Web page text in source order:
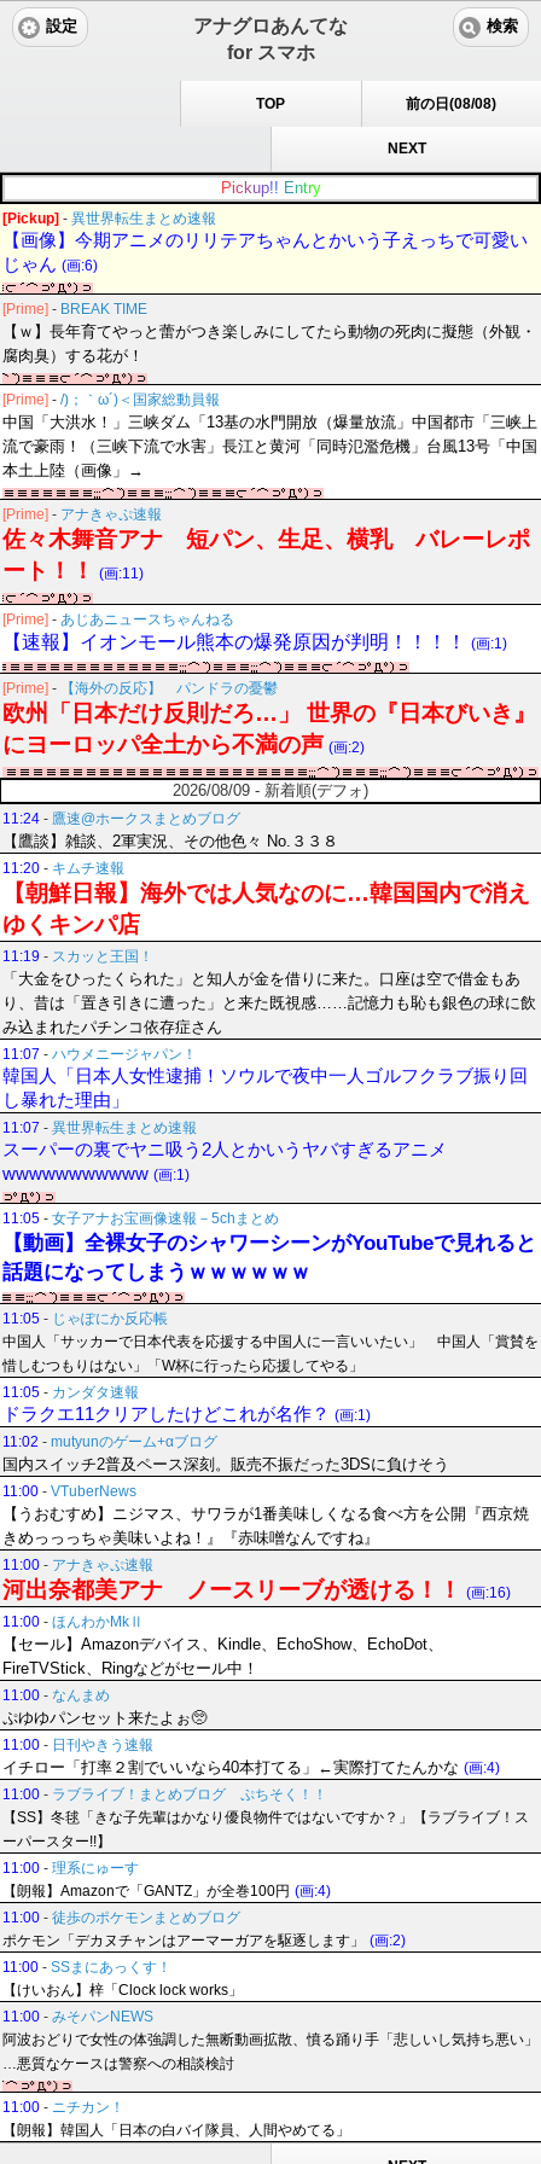
アナグロあんてな
for スマホ
設定 検索
TOP 前の日(08/08)
NEXT
Pic kup!! Entry
[Pickup] - 異世界転生まとめ速報
【画像】今期アニメのリリテアちゃんとかいう子えっちで可愛い
じゃん (画:6)
[Prime] - BREAK TIME
【ｗ】長年育てやっと蕾がつき楽しみにしてたら動物の死肉に擬態（外観・
腐肉臭）する花が！
[Prime] - /)；｀ω´)＜国家総動員報
中国「大洪水！」三峡ダム「13基の水門開放（爆量放流」中国都市「三峡上
流で豪雨！（三峡下流で水害」長江と黄河「同時氾濫危機」台風13号「中国
本土上陸（画像」→
[Prime] - アナきゃぷ速報
佐々木舞音アナ 短パン、生足、横乳 バレーレポ
ート！！
(画:11)
[Prime] - あじあニュースちゃんねる
【速報】イオンモール熊本の爆発原因が判明！！！！ (画:1)
[Prime] - 【海外の反応】 パンドラの憂鬱
欧州「日本だけ反則だろ…」 世界の『日本びいき』
にヨーロッパ全土から不満の声 (画:2)
2026/08/09 - 新着順(デフォ)
11:24 - 鷹速@ホークスまとめブログ
【鷹談】雑談、2軍実況、その他色々 No.３３８
11:20 - キムチ速報
【朝鮮日報】海外では人気なのに…韓国国内で消え
ゆくキンパ店
11:19 - スカッと王国！
「大金をひったくられた」と知人が金を借りに来た。口座は空で借金もあ
り、昔は「置き引きに遭った」と来た既視感……記憶力も恥も銀色の球に飲
み込まれたパチンコ依存症さん
11:07 - ハウメニージャパン！
韓国人「日本人女性逮捕！ソウルで夜中一人ゴルフクラブ振り回
し暴れた理由」
11:07 - 異世界転生まとめ速報
スーパーの裏でヤニ吸う2人とかいうヤバすぎるアニメ
wwwwwwwwwww (画:1)
11:05 - 女子アナお宝画像速報－5chまとめ
【動画】全裸女子のシャワーシーンがYouTubeで見れると
話題になってしまうｗｗｗｗｗｗ
11:05 - じゃぽにか反応帳
中国人「サッカーで日本代表を応援する中国人に一言いいたい」 中国人「賞賛を
惜しむつもりはない」「W杯に行ったら応援してやる」
11:05 - カンダタ速報
ドラクエ11クリアしたけどこれが名作？ (画:1)
11:02 - mutyunのゲーム+αブログ
国内スイッチ2普及ペース深刻。販売不振だった3DSに負けそう
11:00 - VTuberNews
【うおむすめ】ニジマス、サワラが1番美味しくなる食べ方を公開『西京焼
きめっっっちゃ美味いよね！』『赤味噌なんですね』
11:00 - アナきゃぷ速報
河出奈都美アナ ノースリーブが透ける！！
(画:16)
11:00 - ほんわかMkⅡ
【セール】Amazonデバイス、Kindle、EchoShow、EchoDot、
FireTVStick、Ringなどがセール中！
11:00 - なんまめ
ぷゆゆパンセット来たよぉ🥺
11:00 - 日刊やきう速報
イチロー「打率２割でいいなら40本打てる」←実際打てたんかな (画:4)
11:00 - ラブライブ！まとめブログ ぷちそく！！
【SS】冬毬「きな子先輩はかなり優良物件ではないですか？」【ラブライブ！ス
ーパースター!!】
11:00 - 理系にゅーす
【朗報】Amazonで「GANTZ」が全巻100円 (画:4)
11:00 - 徒歩のポケモンまとめブログ
ポケモン「デカヌチャンはアーマーガアを駆逐します」
(画:2)
11:00 - SSまにあっくす！
【けいおん】梓「Clock lock works」
11:00 - みそパンNEWS
阿波おどりで女性の体強調した無断動画拡散、憤る踊り手「悲しいし気持ち悪い」
…悪質なケースは警察への相談検討
11:00 - ニチカン！
【朗報】韓国人「日本の白バイ隊員、人間やめてる」